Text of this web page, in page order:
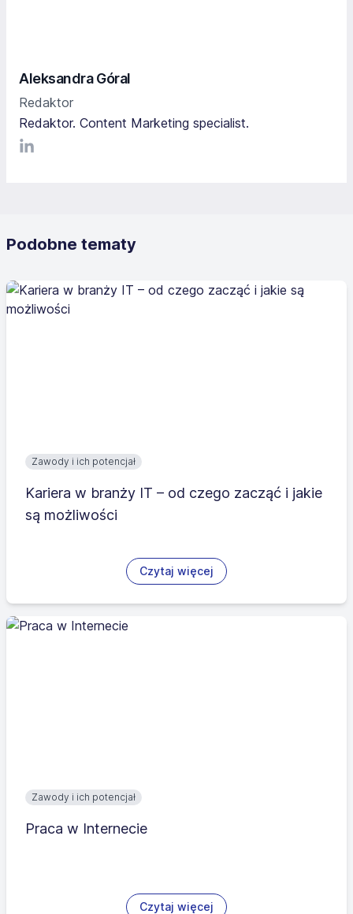
Aleksandra Góral
Redaktor
Redaktor. Content Marketing specialist.
LinkediIn
Podobne tematy
Zawody i ich potencjał
Kariera w branży IT – od czego zacząć i jakie
są możliwości
Czytaj więcej
Zawody i ich potencjał
Praca w Internecie
Czytaj więcej